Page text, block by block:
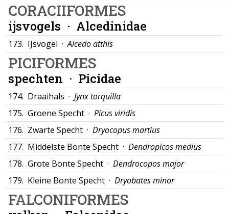
CORACIIFORMES
ijsvogels · Alcedinidae
173. IJsvogel ·Alcedo atthis
PICIFORMES
spechten · Picidae
174. Draaihals · Jynx torquilla
175. Groene Specht · Picus viridis
176. Zwarte Specht · Dryocopus martius
177. Middelste Bonte Specht · Dendropicos medius
178. Grote Bonte Specht · Dendrocopos major
179. Kleine Bonte Specht · Dryobates minor
FALCONIFORMES